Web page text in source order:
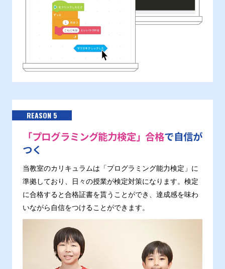
REASON 5
「プログラミング能力検定」合格で自信が
つく
当教室のカリキュラムは「プログラミング能力検定」に
準拠しており、日々の授業が検定対策になります。検定
に合格すると合格証書を貰うことができ、達成感を味わ
いながら自信をつけることができます。